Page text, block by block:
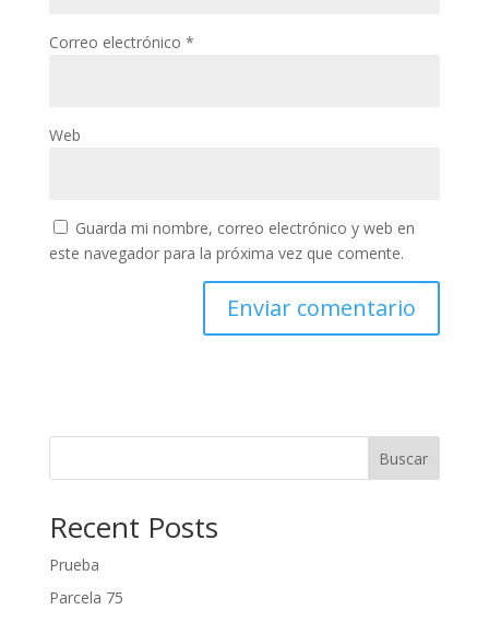
Correo electrónico *
Web
Guarda mi nombre, correo electrónico y web en
este navegador para la próxima vez que comente.
Buscar
Recent Posts
Prueba
Parcela 75